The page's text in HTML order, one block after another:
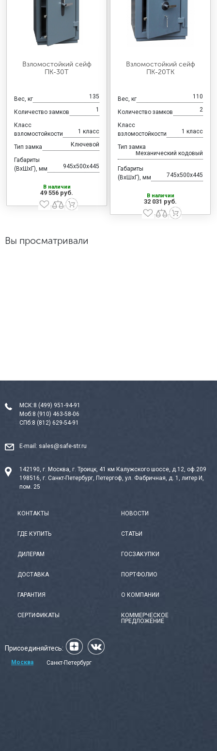
Взломостойкий сейф
ПК-30Т
Вес, кг 135
Количество замков 1
Класс
взломостойкости
1 класс
Тип замка Ключевой
Габариты
(ВхШхГ), мм
945x500x445
В наличии
49 556 руб.
Взломостойкий сейф
ПК-20ТК
Вес, кг 110
Количество замков 2
Класс
взломостойкости
1 класс
Тип замка
Механический кодовый
Габариты
(ВхШхГ), мм
745x500x445
В наличии
32 031 руб.
Вы просматривали
МСК:8 (499) 951-94-91
Моб:8 (910) 463-58-06
СПб:8 (812) 629-54-91
E-mail: sales@safe-str.ru
142190, г. Москва, г. Троицк, 41 км Калужского шоссе, д.12, оф.209
198516, г. Санкт-Петербург, Петергоф, ул. Фабричная, д. 1, литер И,
пом. 25
КОНТАКТЫ
ГДЕ КУПИТЬ
ДИЛЕРАМ
ДОСТАВКА
ГАРАНТИЯ
СЕРТИФИКАТЫ
НОВОСТИ
СТАТЬИ
ГОСЗАКУПКИ
ПОРТФОЛИО
О КОМПАНИИ
КОММЕРЧЕСКОЕ
ПРЕДЛОЖЕНИЕ
Присоединяйтесь:
Москва Санкт-Петербург